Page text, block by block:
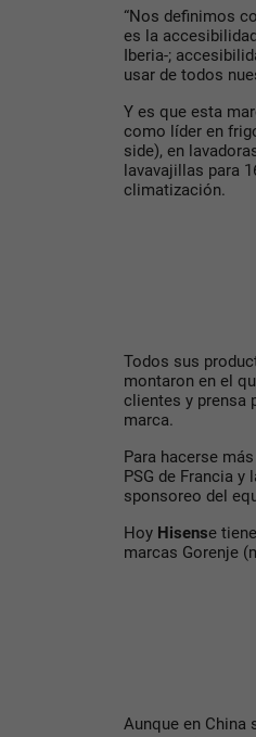
“Nos definimos
es la
Iberia-;
usar de todos
Y es que esta
como líder en
side), en
lavavajillas para
climatización.
Todos sus
montaron en el
clientes y prensa
marca.
Para hacerse
PSG de Francia y
sponsoreo del
Hoy Hisense
marcas Gorenje
Aunque en China